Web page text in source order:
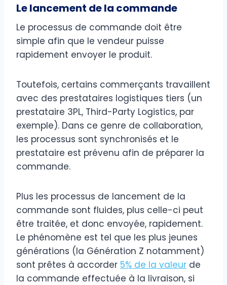
Le lancement de la commande
Le processus de commande doit être
simple afin que le vendeur puisse
rapidement envoyer le produit.
Toutefois, certains commerçants travaillent
avec des prestataires logistiques tiers (un
prestataire 3PL, Third-Party Logistics, par
exemple). Dans ce genre de collaboration,
les processus sont synchronisés et le
prestataire est prévenu afin de préparer la
commande.
Plus les processus de lancement de la
commande sont fluides, plus celle-ci peut
être traitée, et donc envoyée, rapidement.
Le phénomène est tel que les plus jeunes
générations (la Génération Z notamment)
sont prêtes à accorder 5% de la valeur de
la commande effectuée à la livraison, si